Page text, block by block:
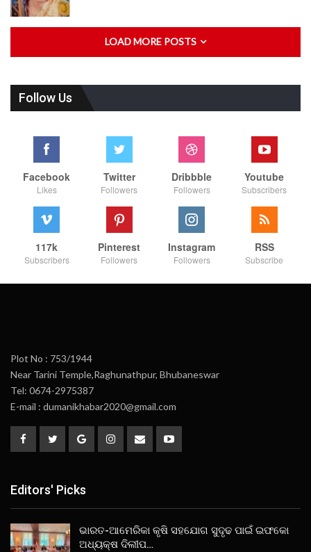
LOAD MORE POSTS
Follow Us
Facebook
Likes
Twitter
Followers
Dribbble
Followers
Youtube
Subscribers
117k
Subscribers
Pinterest
Followers
Instagram
Followers
RSS
Subscribe
Plot No : 753/1944
Near Tarini Temple,Raghunathpur, Bhubaneswar
Tel: 0674-2975387
E-mail : dumanikhabar2020@gmail.com
Editors' Picks
ଭାରତ-ଆମେରିକା କୃଷି ସହଯୋଗ ସୁଦୃଢ ପାଇଁ ଇଫକୋ
ଅଧ୍ୟକ୍ଷ ଦିଲୀପ…